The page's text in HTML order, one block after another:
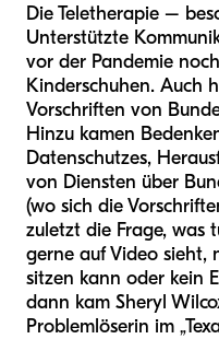
Die Teletherapie –
Unterstützte
vor der Pandemie
Kinderschuhen. Auch
Vorschriften von
Hinzu kamen
Datenschutzes,
von Diensten über
(wo sich die
zuletzt die Frage, was
gerne auf Video sieht,
sitzen kann oder kein
dann kam Sheryl
Problemlöserin im